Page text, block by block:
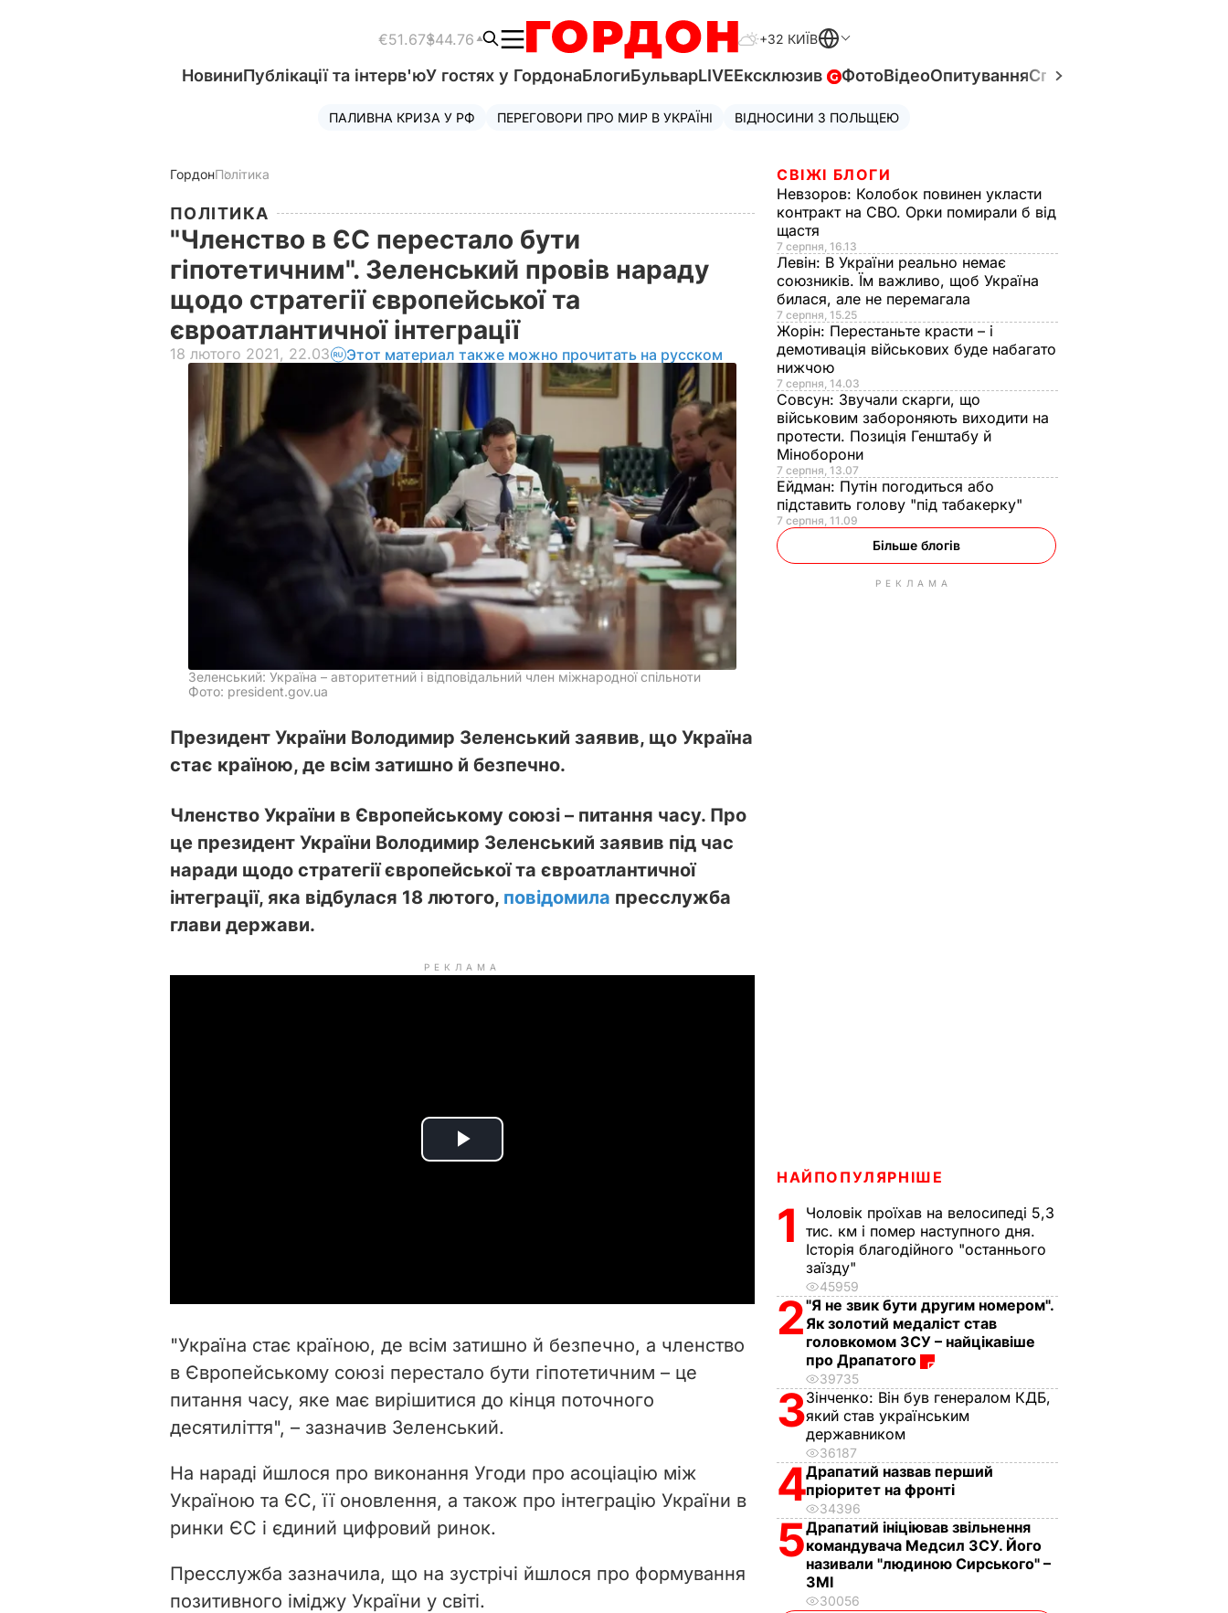
€51.67$44.76 +32 КИЇВ
НовиниПублікації та інтерв'юУ гостях у ГордонаБлогиБульварLIVEЕксклюзив ФотоВідеоОпитуванняСпецпроєкти
ПАЛИВНА КРИЗА У РФ ПЕРЕГОВОРИ ПРО МИР В УКРАЇНІ ВІДНОСИНИ З ПОЛЬЩЕЮ
ГордонПолітика
ПОЛІТИКА
"Членство в ЄС перестало бути
гіпотетичним". Зеленський провів нараду
щодо стратегії європейської та
євроатлантичної інтеграції
18 лютого 2021, 22.03 Этот материал также можно прочитать на русском
Зеленський: Україна – авторитетний і відповідальний член міжнародної спільноти
Фото: president.gov.ua
Президент України Володимир Зеленський заявив, що Україна
стає країною, де всім затишно й безпечно.
Членство України в Європейському союзі – питання часу. Про
це президент України Володимир Зеленський заявив під час
наради щодо стратегії європейської та євроатлантичної
інтеграції, яка відбулася 18 лютого, повідомила пресслужба
глави держави.
РЕКЛАМА
P
i
d
o
"Україна стає країною, де всім затишно й безпечно, а членство
в Європейському союзі перестало бути гіпотетичним – це
питання часу, яке має вирішитися до кінця поточного
десятиліття", – зазначив Зеленський.
На нараді йшлося про виконання Угоди про асоціацію між
Україною та ЄС, її оновлення, а також про інтеграцію України в
ринки ЄС і єдиний цифровий ринок.
Пресслужба зазначила, що на зустрічі йшлося про формування
позитивного іміджу України у світі.
СВІЖІ БЛОГИ
Невзоров: Колобок повинен укласти
контракт на СВО. Орки помирали б від
щастя
7 серпня, 16.13
Левін: В України реально немає
союзників. Їм важливо, щоб Україна
билася, але не перемагала
7 серпня, 15.25
Жорін: Перестаньте красти – і
демотивація військових буде набагато
нижчою
7 серпня, 14.03
Совсун: Звучали скарги, що
військовим забороняють виходити на
протести. Позиція Генштабу й
Міноборони
7 серпня, 13.07
Ейдман: Путін погодиться або
підставить голову "під табакерку"
7 серпня, 11.09
Більше блогів
РЕКЛАМА
НАЙПОПУЛЯРНІШЕ
1
Чоловік проїхав на велосипеді 5,3
тис. км і помер наступного дня.
Історія благодійного "останнього
заїзду"
45959
2"Я не звик бути другим номером".
Як золотий медаліст став
головкомом ЗСУ – найцікавіше
про Драпатого
39735
3Зінченко: Він був генералом КДБ,
який став українським
державником
36187
4Драпатий назвав перший
пріоритет на фронті
34396
5Драпатий ініціював звільнення
командувача Медсил ЗСУ. Його
називали "людиною Сирського" –
ЗМІ
30056